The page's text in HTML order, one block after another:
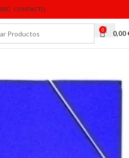
CONTACTO
0 0,00